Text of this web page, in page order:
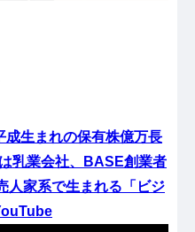
成生まれの保有株億万長
乳業会社、BASE創業者
人家系で生まれる「ビジ